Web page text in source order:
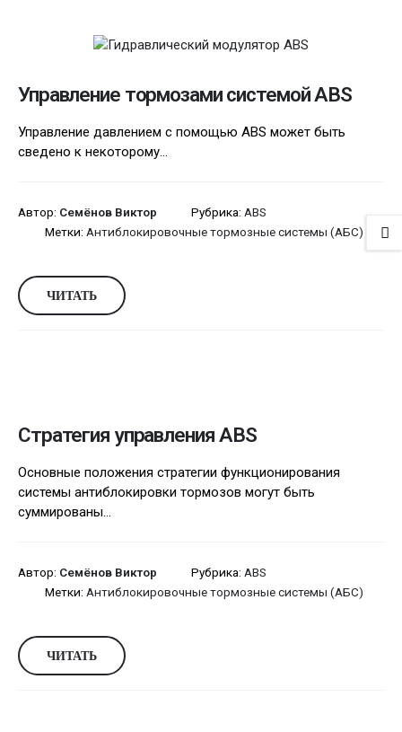
Управление тормозами системой ABS
Управление давлением с помощью ABS может быть
сведено к некоторому...
Автор: Семёнов Виктор Рубрика: ABS
Метки: Антиблокировочные тормозные системы (АБС)
ЧИТАТЬ
Стратегия управления ABS
Основные положения стратегии функционирования
системы антиблокировки тормозов могут быть
суммированы...
Автор: Семёнов Виктор Рубрика: ABS
Метки: Антиблокировочные тормозные системы (АБС)
ЧИТАТЬ